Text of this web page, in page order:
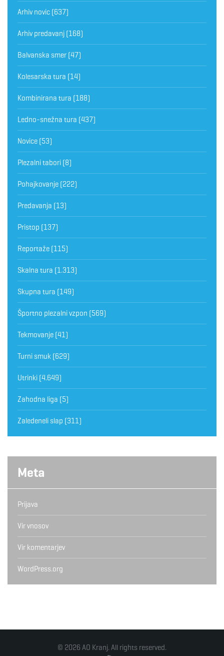
Arhiv novic (637)
Arhiv predavanj (168)
Balvanska smer (47)
Kolesarska tura (14)
Kombinirana tura (188)
Ledno-snežna tura (437)
Novice (53)
Plezalni tabori (8)
Pohajkovanje (222)
Predavanja (13)
Pristop (137)
Reportaže (115)
Skalna tura (1.313)
Skupna tura (149)
Športno plezalni vzpon (569)
Tekmovanje (41)
Turni smuk (629)
Utrinki (4.649)
Zahodna liga (5)
Zaledeneli slap (311)
Meta
Prijava
Vir vnosov
Vir komentarjev
WordPress.org
© 2026 AO Kranj. All rights reserved.